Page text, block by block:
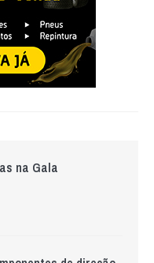
na Gala